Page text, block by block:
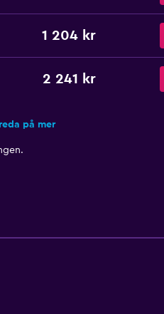
1 204 kr
2 241 kr
på mer